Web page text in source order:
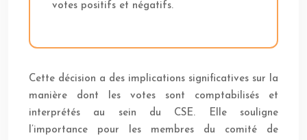
votes positifs et négatifs.
Cette décision a des implications significatives sur la
manière dont les votes sont comptabilisés et
interprétés au sein du CSE. Elle souligne
l’importance pour les membres du comité de